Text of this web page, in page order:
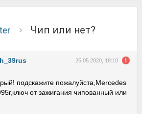
Чип или нет?
25.05.2020, 18:10
подскажите пожалуйста,Mercedes
от зажигания чипованный или